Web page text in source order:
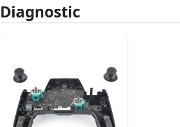
Diagnostic